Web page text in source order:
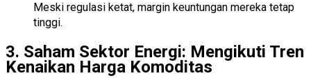
Meski regulasi ketat, margin keuntungan mereka tetap
tinggi.
3. Saham Sektor Energi: Mengikuti Tren
Kenaikan Harga Komoditas